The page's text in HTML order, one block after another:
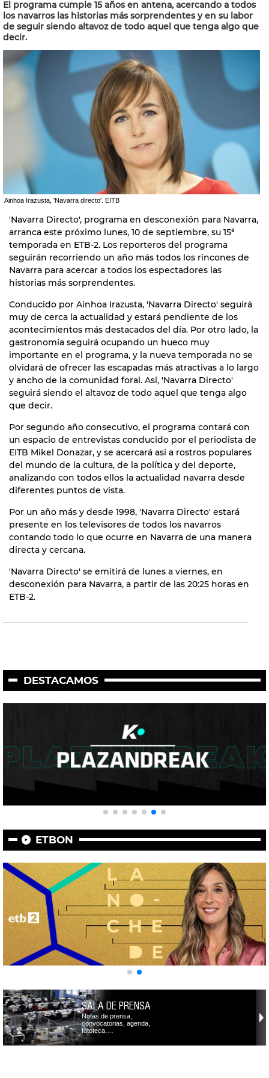
El programa cumple 15 años en antena, acercando a todos
los navarros las historias más sorprendentes y en su labor
de seguir siendo altavoz de todo aquel que tenga algo que
decir.
Ainhoa Irazusta, 'Navarra directo'. EITB
'Navarra Directo', programa en desconexión para Navarra,
arranca este próximo lunes, 10 de septiembre, su 15ª
temporada en ETB-2. Los reporteros del programa
seguirán recorriendo un año más todos los rincones de
Navarra para acercar a todos los espectadores las
historias más sorprendentes.
Conducido por Ainhoa Irazusta, 'Navarra Directo' seguirá
muy de cerca la actualidad y estará pendiente de los
acontecimientos más destacados del día. Por otro lado, la
gastronomía seguirá ocupando un hueco muy
importante en el programa, y la nueva temporada no se
olvidará de ofrecer las escapadas más atractivas a lo largo
y ancho de la comunidad foral. Así, 'Navarra Directo'
seguirá siendo el altavoz de todo aquel que tenga algo
que decir.
Por segundo año consecutivo, el programa contará con
un espacio de entrevistas conducido por el periodista de
EITB Mikel Donazar, y se acercará así a rostros populares
del mundo de la cultura, de la política y del deporte,
analizando con todos ellos la actualidad navarra desde
diferentes puntos de vista.
Por un año más y desde 1998, 'Navarra Directo' estará
presente en los televisores de todos los navarros
contando todo lo que ocurre en Navarra de una manera
directa y cercana.
'Navarra Directo' se emitirá de lunes a viernes, en
desconexión para Navarra, a partir de las 20:25 horas en
ETB-2.
DESTACAMOS
ETBON
SALA DE PRENSA
Notas de prensa,
convocatorias, agenda,
fototeca,…